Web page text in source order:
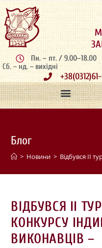
Пн. – пт. / 9.00–18.00
Сб. – нд. – вихідні
Блог
> Новини > Відбувся ІІ
ВІДБУВСЯ ІІ
КОНКУРСУ
ВИКОНАВЦІВ –